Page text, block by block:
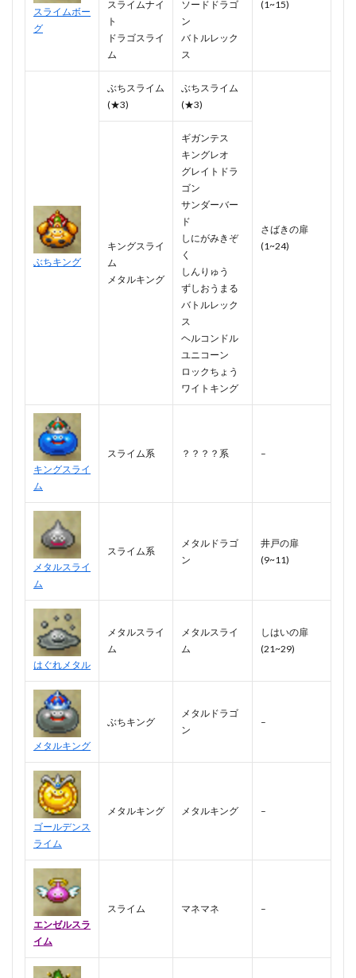
スライムボー
グ
(1~15)
スライムナイ
ト
ドラゴスライ
ム
ソードドラゴ
ン
バトルレック
ス
ぶちキング
ぶちスライム
(★3)
ぶちスライム
(★3)
さばきの扉
(1~24)
キングスライ
ム
メタルキング
ギガンテス
キングレオ
グレイトドラ
ゴン
サンダーバー
ド
しにがみきぞ
く
しんりゅう
ずしおうまる
バトルレック
ス
ヘルコンドル
ユニコーン
ロックちょう
ワイトキング
キングスライ
ム
スライム系 ？？？？系 –
メタルスライ
ム
スライム系
メタルドラゴ
ン
井戸の扉
(9~11)
はぐれメタル
メタルスライ
ム
メタルスライ
ム
しはいの扉
(21~29)
メタルキング
ぶちキング
メタルドラゴ
ン
–
ゴールデンス
ライム
メタルキング メタルキング –
エンゼルスラ
イム
スライム マネマネ –